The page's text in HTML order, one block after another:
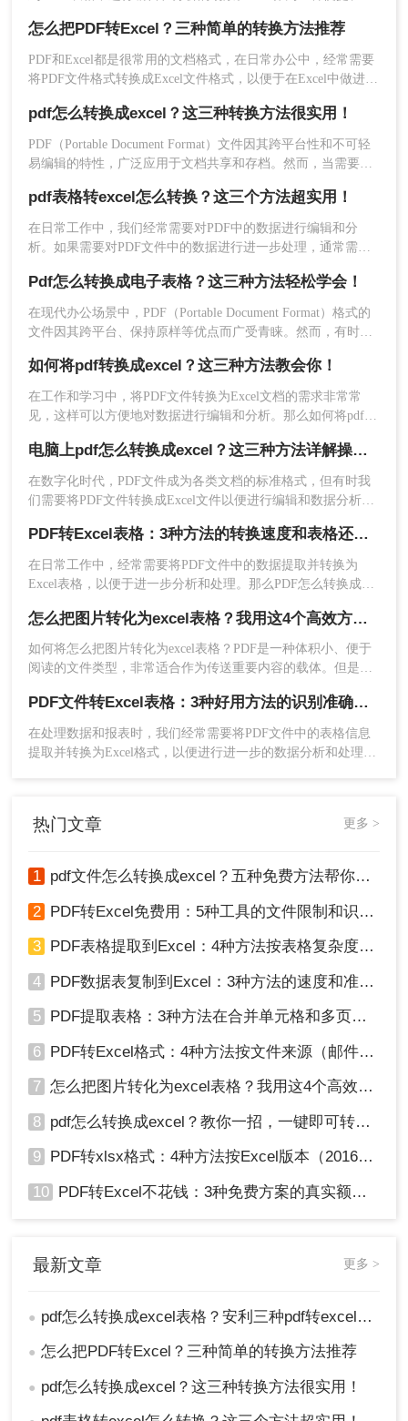
3、点击开始转换，如果你的PDF有密码保护可先到
pdf密码解除去掉密码再来转换哦。
这类在线工具的优点是方便快捷，不受设备的限
制，但缺点也很明显：文件上传到服务器上有泄漏
隐私的风险，尤其不适用于包含敏感信息的PDF文
件。此外，转换的准确率可能不及专业软件。
方法三：使用Microsoft Word转换
对于拥有较新版本的Microsoft Office套件的用户来
说，Word程序本身就可以用来进行PDF到Excel的
转换，尽管中间需要一点"手工"操作。以下是详细
步骤：
1、首先，打开Microsoft Word程序。
2、点击“文件”菜单选项，然后选择“打开”，找到并
打开您要转换的PDF文件。
3、Word会提示您它将把PDF转换为Word文档的格
式，点击“确定”以继续。
4、转换完成后，您会看到PDF内容已经被导入
5、打开Microsoft Excel程序，粘贴刚才复制的数据
到一个新的工作表中。
6、在Excel中，您可能需要做一些调整，以保证数
7、调整完成后，保存Excel文件。
件支持，只需Office套件即可，并且在转换过程中比
较安全。但缺点在于转换精度可能不及专业的PDF
转换工具，并且这种方法一般不适用于复杂的PDF
综合上述，我们介绍了三种不同的PDF转Excel的方
法，每种方法都有它的优缺点，用户可以根据自己
的实际需要选择合适的方法进行转换。最终，无论
总结
将PDF转换为Excel是很多办公人员经常遇到的任
活高效地处理文件转换问题。无论是使用Adobe
Acrobat DC的专业解决方案，便捷的在线转换工
种方法都有其独到之处。选择最佳的转换方式，不
仅能节省宝贵的时间，还能确保数据处理的准确性
和安全性。
现在，您已经了解了怎样将PDF文件转换成Excel表
来便利。选择一种适合您当前需求的转换方法，让
数据处理变得更加流畅和高效。
但PDF本身并不易于编辑，特别是当我们需要处理其中的表格
数据时，这种固定格式的特性就成了障碍。相反，Excel作为一
个强大的电子表格程序，提供了众多用于数据分析的功能。因
怎么把PDF转Excel？三种简单的转换方法推荐
PDF和Excel都是很常用的文档格式，在日常办公中，经常需要
将PDF文件格式转换成Excel文件格式，以便于在Excel中做进一
则是很多人都比较感兴趣的问题。下面我们将介绍怎么把PDF
转Excel的方法，来帮助大家将PDF文件转换成Excel文件。
pdf怎么转换成excel？这三种转换方法很实用！
​PDF（Portable Document Format）文件因其跨平台性和不可轻
易编辑的特性，广泛应用于文档共享和存档。然而，当需要从
择。那么pdf怎么转换成excel呢？本文将介绍三种将PDF转换成
Excel的高效方法。
pdf表格转excel怎么转换？这三个方法超实用！
在日常工作中，我们经常需要对PDF中的数据进行编辑和分
析。如果需要对PDF文件中的数据进行进一步处理，通常需要
图形、文字等元素以精准的方式转换成Excel文件。这样就可以
直接进行数据分析和处理。本文介绍三种pdf表格转excel怎么转
换。
Pdf怎么转换成电子表格？这三种方法轻松学会！
在现代办公场景中，PDF（Portable Document Format）格式的
文件因其跨平台、保持原样等优点而广受青睐。然而，有时我
以便于数据的编辑、分析和处理。那么Pdf怎么转换成电子表格
呢？本文将为您介绍几种将PDF转换为电子表格的简易方法与
步骤。
如何将pdf转换成excel？这三种方法教会你！
在工作和学习中，将PDF文件转换为Excel文档的需求非常常
见，这样可以方便地对数据进行编辑和分析。那么如何将pdf转
根据实际需求选择最合适的方式。
电脑上pdf怎么转换成excel？这三种方法详解操作看看！
在数字化时代，PDF文件成为各类文档的标准格式，但有时我
们需要将PDF文件转换成Excel文件以便进行编辑和数据分析。
来了解吧！
PDF转Excel表格：3种方法的转换速度和表格还原度对比！
在日常工作中，经常需要将PDF文件中的数据提取并转换为
Excel表格，以便于进一步分析和处理。那么PDF怎么转换成
PDF到Excel的转换。
怎么把图片转化为excel表格？我用这4个高效方法 ，秒提取表格！
如何将怎么把图片转化为excel表格？PDF是一种体积小、便于
阅读的文件类型，非常适合作为传送重要内容的载体。但是
法是把图片转excel。怎么转PDF转Word？接下来小编就来介绍
一下PDF转Word的一些方法。
PDF文件转Excel表格：3种好用方法的识别准确率和操作难度对比！
在处理数据和报表时，我们经常需要将PDF文件中的表格信息
提取并转换为Excel格式，以便进行进一步的数据分析和处理。
热门文章 更多 >
1 pdf文件怎么转换成excel？五种免费方法帮你解决！
2 PDF转Excel免费用：5种工具的文件限制和识别精度对比！
3 PDF表格提取到Excel：4种方法按表格复杂度选，扫描件要单独处理！
4 PDF数据表复制到Excel：3种方法的速度和准确率差别挺大！
5 PDF提取表格：3种方法在合并单元格和多页表格上的表现差异！
6 PDF转Excel格式：4种方法按文件来源（邮件/扫描/导出）选！
7 怎么把图片转化为excel表格？我用这4个高效方法 ，秒提取表格！
8 pdf怎么转换成excel？教你一招，一键即可转换！
9 PDF转xlsx格式：4种方法按Excel版本（2016/2019/365）兼容性选！
10 PDF转Excel不花钱：3种免费方案的真实额度和识别效果！
最新文章 更多 >
● pdf怎么转换成excel表格？安利三种pdf转excel的方法！
● 怎么把PDF转Excel？三种简单的转换方法推荐
● pdf怎么转换成excel？这三种转换方法很实用！